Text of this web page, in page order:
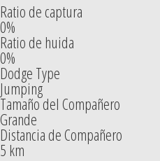
Ratio de captura
0%
Ratio de huida
0%
Dodge Type
Jumping
Tamaño del Compañero
Grande
Distancia de Compañero
5 km